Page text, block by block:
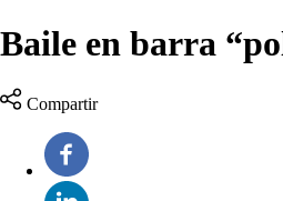
Baile en barra
Compartir